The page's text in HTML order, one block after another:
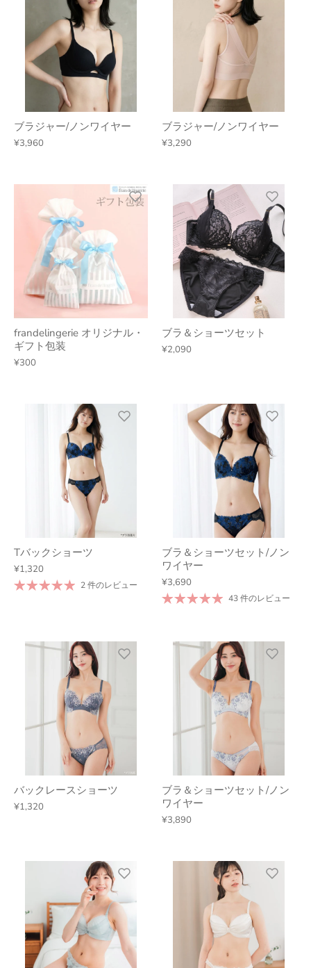
ブラジャー/ノンワイヤー
¥3,960
ブラジャー/ノンワイヤー
¥3,290
frandelingerie オリジナル・
ギフト包装
¥300
ブラ＆ショーツセット
¥2,090
Tバックショーツ
¥1,320
2 件のレビュー
ブラ＆ショーツセット/ノン
ワイヤー
¥3,690
43 件のレビュー
バックレースショーツ
¥1,320
ブラ＆ショーツセット/ノン
ワイヤー
¥3,890